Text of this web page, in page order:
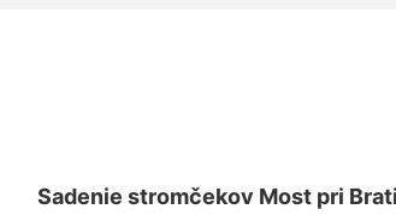
Sadenie stromčekov Most pri